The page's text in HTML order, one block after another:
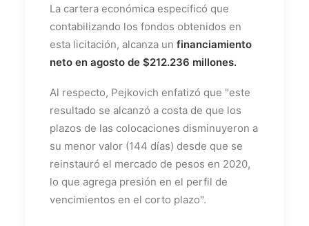
La cartera económica especificó que
contabilizando los fondos obtenidos en
esta licitación, alcanza un financiamiento
neto en agosto de $212.236 millones.
Al respecto, Pejkovich enfatizó que "este
resultado se alcanzó a costa de que los
plazos de las colocaciones disminuyeron a
su menor valor (144 días) desde que se
reinstauró el mercado de pesos en 2020,
lo que agrega presión en el perfil de
vencimientos en el corto plazo".